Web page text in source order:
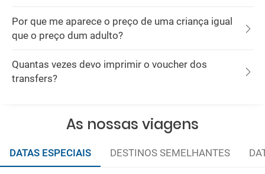
Por que me aparece o preço de uma criança igual
que o preço dum adulto?
Quantas vezes devo imprimir o voucher dos
transfers?
As nossas viagens
DATAS ESPECIAIS DESTINOS SEMELHANTES